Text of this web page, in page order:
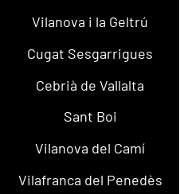
Vilanova i la Geltrú
Cugat Sesgarrigues
Cebrià de Vallalta
Sant Boi
Vilanova del Camí
Vilafranca del Penedès